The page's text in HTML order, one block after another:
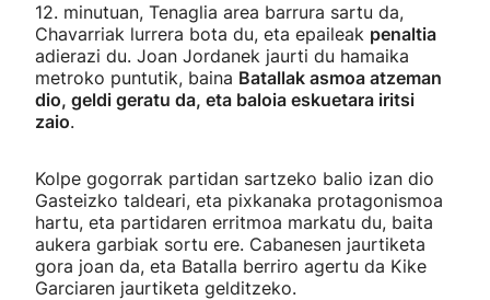
12. minutuan, Tenaglia area barrura sartu da,
Chavarriak lurrera bota du, eta epaileak penaltia
adierazi du. Joan Jordanek jaurti du hamaika
metroko puntutik, baina Batallak asmoa atzeman
dio, geldi geratu da, eta baloia eskuetara iritsi
zaio.
Kolpe gogorrak partidan sartzeko balio izan dio
Gasteizko taldeari, eta pixkanaka protagonismoa
hartu, eta partidaren erritmoa markatu du, baita
aukera garbiak sortu ere. Cabanesen jaurtiketa
gora joan da, eta Batalla berriro agertu da Kike
Garciaren jaurtiketa gelditzeko.